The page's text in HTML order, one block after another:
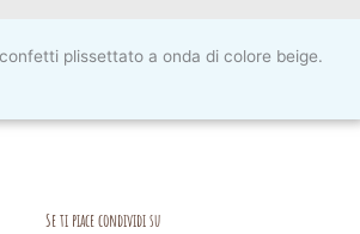
plissettato a onda di colore beige.
Se ti piace condividi su